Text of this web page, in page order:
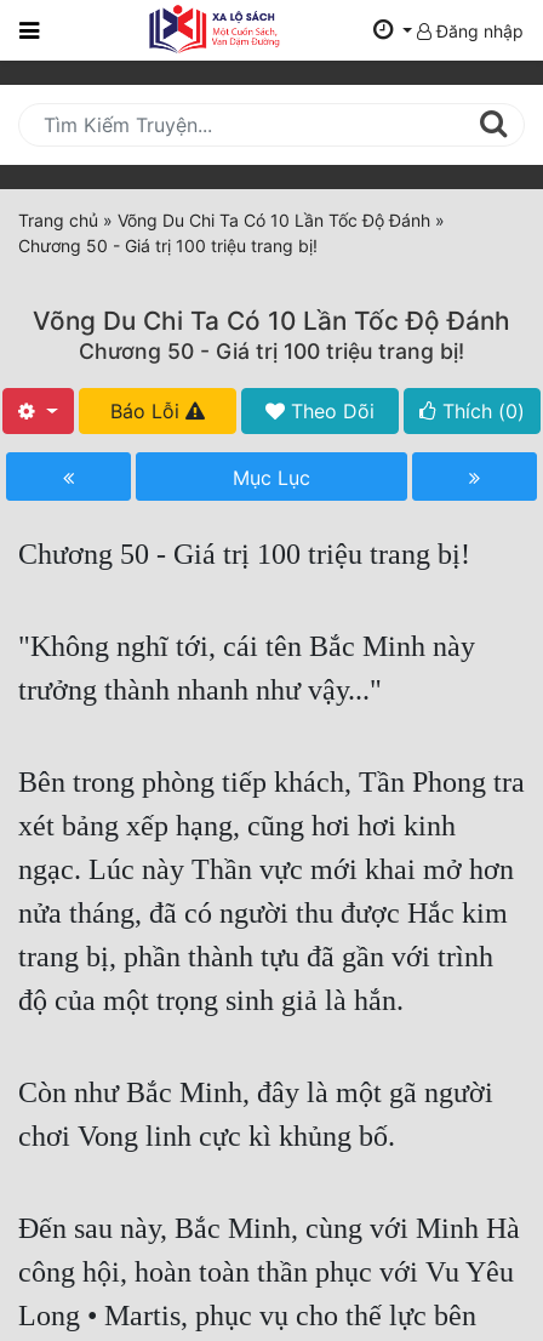
Trang
Mới
Cập
Nhật
(current)
Thể Loại
Tất Cả
Hoàn Thành
Truyện Convert
Truyện Nhập Môn
Truyện ngắn
Xa Lộ Dịch
Cung Đấu
Cạnh Kỹ
Cổ Đại
Du Hí
Đăng nhập
Trang chủ » Võng Du Chi Ta Có 10 Lần Tốc Độ Đánh »
Chương 50 - Giá trị 100 triệu trang bị!
Võng Du Chi Ta Có 10 Lần Tốc Độ Đánh
Chương 50 - Giá trị 100 triệu trang bị!
Báo Lỗi Theo Dõi Thích (0)
Mục Lục
Chương 50 - Giá trị 100 triệu trang bị!
"Không nghĩ tới, cái tên Bắc Minh này
trưởng thành nhanh như vậy..."
Bên trong phòng tiếp khách, Tần Phong tra
xét bảng xếp hạng, cũng hơi hơi kinh
ngạc. Lúc này Thần vực mới khai mở hơn
nửa tháng, đã có người thu được Hắc kim
trang bị, phần thành tựu đã gần với trình
độ của một trọng sinh giả là hắn.
Còn như Bắc Minh, đây là một gã người
chơi Vong linh cực kì khủng bố.
Đến sau này, Bắc Minh, cùng với Minh Hà
công hội, hoàn toàn thần phục với Vu Yêu
Long • Martis, phục vụ cho thế lực bên